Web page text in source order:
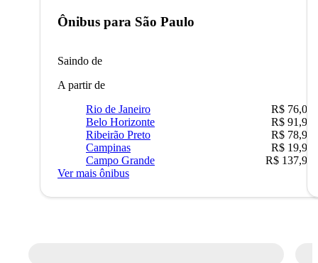
Ônibus para São Paulo
Saindo de
A partir de
Rio de Janeiro
R$ 76,09
Belo Horizonte
R$ 91,90
Ribeirão Preto
R$ 78,90
Campinas
R$ 19,90
Campo Grande
R$ 137,90
Ver mais ônibus